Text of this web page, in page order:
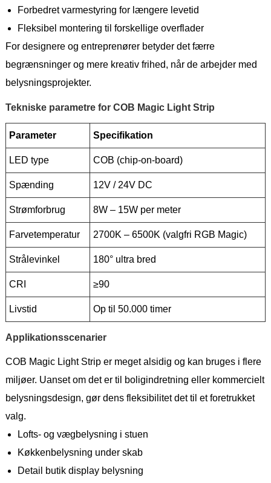
Forbedret varmestyring for længere levetid
Fleksibel montering til forskellige overflader
For designere og entreprenører betyder det færre
begrænsninger og mere kreativ frihed, når de arbejder med
belysningsprojekter.
Tekniske parametre for COB Magic Light Strip
Parameter Specifikation
LED type COB (chip-on-board)
Spænding 12V / 24V DC
Strømforbrug 8W – 15W per meter
Farvetemperatur 2700K – 6500K (valgfri RGB Magic)
Strålevinkel 180° ultra bred
CRI ≥90
Livstid Op til 50.000 timer
Applikationsscenarier
COB Magic Light Strip er meget alsidig og kan bruges i flere
miljøer. Uanset om det er til boligindretning eller kommercielt
belysningsdesign, gør dens fleksibilitet det til et foretrukket
valg.
Lofts- og vægbelysning i stuen
Køkkenbelysning under skab
Detail butik display belysning